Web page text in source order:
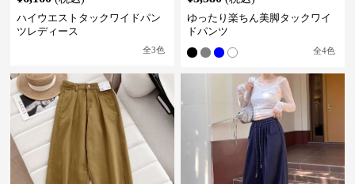
ハイウエストタックワイドパン
ツレディース
全3色
ゆったり楽ちん美脚タックワイ
ドパンツ
全4色